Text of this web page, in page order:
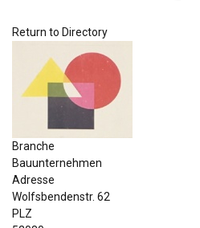
Return to Directory
Branche
Bauunternehmen
Adresse
Wolfsbendenstr. 62
PLZ